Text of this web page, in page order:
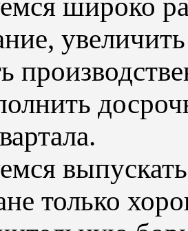
широко
только